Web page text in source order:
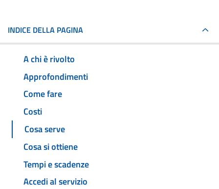
INDICE DELLA PAGINA
A chi è rivolto
Approfondimenti
Come fare
Costi
Cosa serve
Cosa si ottiene
Tempi e scadenze
Accedi al servizio